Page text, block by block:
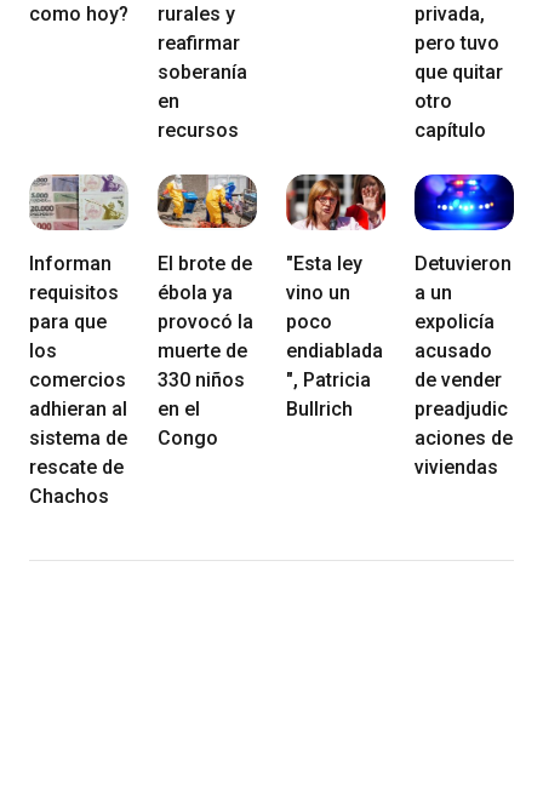
como hoy?
rurales y
reafirmar
soberanía
en
recursos
privada,
pero tuvo
que quitar
otro
capítulo
Informan
requisitos
para que
los
comercios
adhieran al
sistema de
rescate de
Chachos
El brote de
ébola ya
provocó la
muerte de
330 niños
en el
Congo
"Esta ley
vino un
poco
endiablada
", Patricia
Bullrich
Detuvieron
a un
expolicía
acusado
de vender
preadjudic
aciones de
viviendas